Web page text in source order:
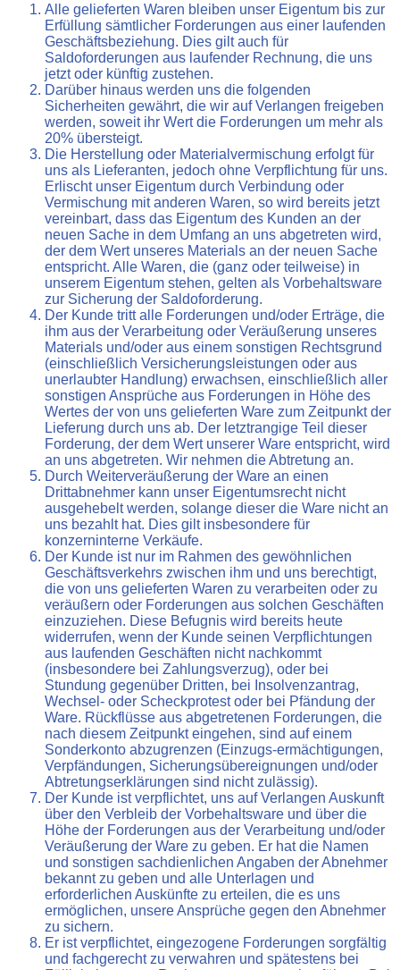
Alle gelieferten Waren bleiben unser Eigentum bis zur
Erfüllung sämtlicher Forderungen aus einer laufenden
Geschäftsbeziehung. Dies gilt auch für
Saldoforderungen aus laufender Rechnung, die uns
jetzt oder künftig zustehen.
Darüber hinaus werden uns die folgenden
Sicherheiten gewährt, die wir auf Verlangen freigeben
werden, soweit ihr Wert die Forderungen um mehr als
20% übersteigt.
Die Herstellung oder Materialvermischung erfolgt für
uns als Lieferanten, jedoch ohne Verpflichtung für uns.
Erlischt unser Eigentum durch Verbindung oder
Vermischung mit anderen Waren, so wird bereits jetzt
vereinbart, dass das Eigentum des Kunden an der
neuen Sache in dem Umfang an uns abgetreten wird,
der dem Wert unseres Materials an der neuen Sache
entspricht. Alle Waren, die (ganz oder teilweise) in
unserem Eigentum stehen, gelten als Vorbehaltsware
zur Sicherung der Saldoforderung.
Der Kunde tritt alle Forderungen und/oder Erträge, die
ihm aus der Verarbeitung oder Veräußerung unseres
Materials und/oder aus einem sonstigen Rechtsgrund
(einschließlich Versicherungsleistungen oder aus
unerlaubter Handlung) erwachsen, einschließlich aller
sonstigen Ansprüche aus Forderungen in Höhe des
Wertes der von uns gelieferten Ware zum Zeitpunkt der
Lieferung durch uns ab. Der letztrangige Teil dieser
Forderung, der dem Wert unserer Ware entspricht, wird
an uns abgetreten. Wir nehmen die Abtretung an.
Durch Weiterveräußerung der Ware an einen
Drittabnehmer kann unser Eigentumsrecht nicht
ausgehebelt werden, solange dieser die Ware nicht an
uns bezahlt hat. Dies gilt insbesondere für
konzerninterne Verkäufe.
Der Kunde ist nur im Rahmen des gewöhnlichen
Geschäftsverkehrs zwischen ihm und uns berechtigt,
die von uns gelieferten Waren zu verarbeiten oder zu
veräußern oder Forderungen aus solchen Geschäften
einzuziehen. Diese Befugnis wird bereits heute
widerrufen, wenn der Kunde seinen Verpflichtungen
aus laufenden Geschäften nicht nachkommt
(insbesondere bei Zahlungsverzug), oder bei
Stundung gegenüber Dritten, bei Insolvenzantrag,
Wechsel- oder Scheckprotest oder bei Pfändung der
Ware. Rückflüsse aus abgetretenen Forderungen, die
nach diesem Zeitpunkt eingehen, sind auf einem
Sonderkonto abzugrenzen (Einzugs-ermächtigungen,
Verpfändungen, Sicherungsübereignungen und/oder
Abtretungserklärungen sind nicht zulässig).
Der Kunde ist verpflichtet, uns auf Verlangen Auskunft
über den Verbleib der Vorbehaltsware und über die
Höhe der Forderungen aus der Verarbeitung und/oder
Veräußerung der Ware zu geben. Er hat die Namen
und sonstigen sachdienlichen Angaben der Abnehmer
bekannt zu geben und alle Unterlagen und
erforderlichen Auskünfte zu erteilen, die es uns
ermöglichen, unsere Ansprüche gegen den Abnehmer
zu sichern.
Er ist verpflichtet, eingezogene Forderungen sorgfältig
und fachgerecht zu verwahren und spätestens bei